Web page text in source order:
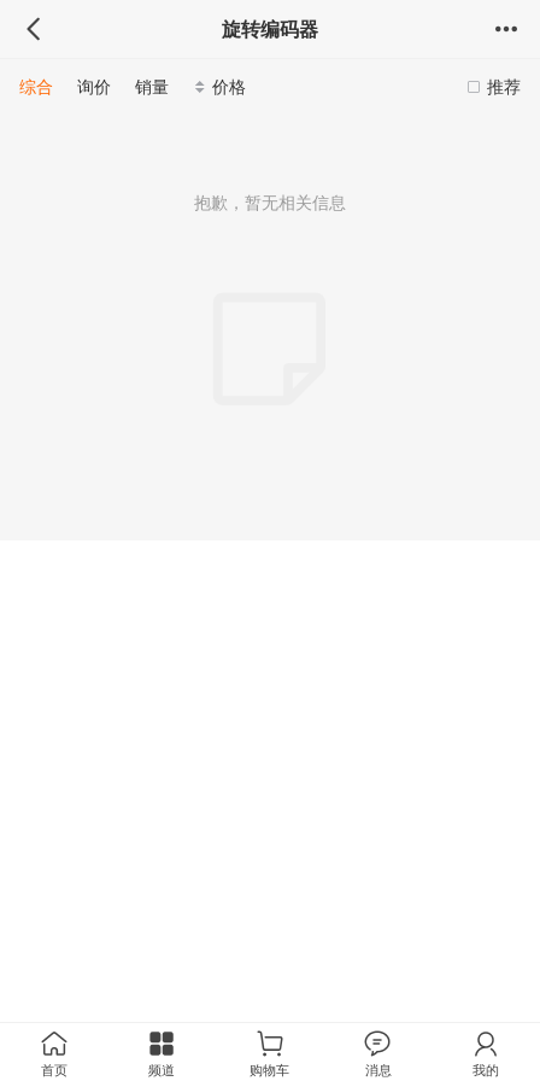
旋转编码器
推荐
综合 询价 销量 价格
抱歉，暂无相关信息
首页 频道 购物车 消息 我的